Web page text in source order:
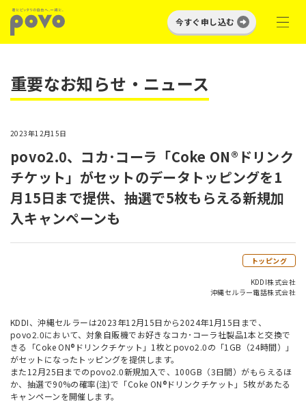
今すぐ申し込む
重要なお知らせ・ニュース
2023年12月15日
povo2.0、コカ･コーラ「Coke ON®ドリンク
チケット」がセットのデータトッピングを1
月15日まで提供、抽選で5枚もらえる新規加
入キャンペーンも
トッピング
KDDI株式会社
沖縄セルラー電話株式会社
KDDI、沖縄セルラーは2023年12月15日から2024年1月15日まで、
povo2.0において、対象自販機でお好きなコカ･コーラ社製品1本と交換で
きる「Coke ON®ドリンクチケット」1枚とpovo2.0の「1GB（24時間）」
がセットになったトッピングを提供します。
また12月25日までのpovo2.0新規加入で、100GB（3日間）がもらえるほ
か、抽選で90%の確率(注)で「Coke ON®ドリンクチケット」5枚があたる
キャンペーンを開催します。